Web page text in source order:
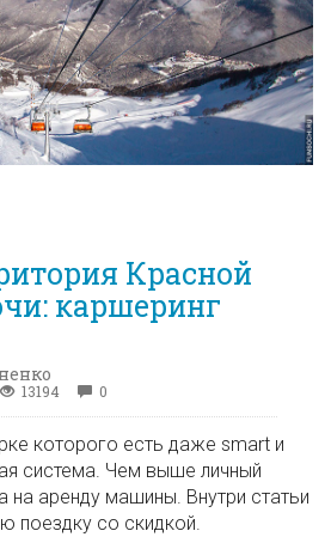
Красной
каршеринг
13194 0
которого есть даже smart и
система. Чем выше личный
на аренду машины. Внутри статьи
поездку со скидкой.